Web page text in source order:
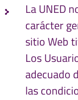
La UNED
carácter
sitio Web
Los
adecuado
las